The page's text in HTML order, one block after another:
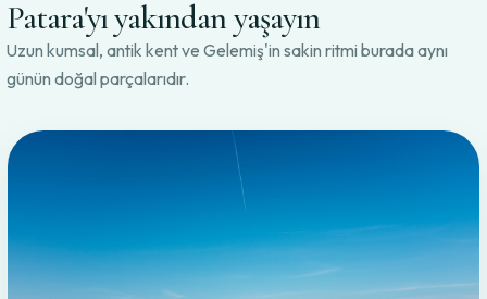
Patara'yı yakından yaşayın
Uzun kumsal, antik kent ve Gelemiş'in sakin ritmi burada aynı
günün doğal parçalarıdır.